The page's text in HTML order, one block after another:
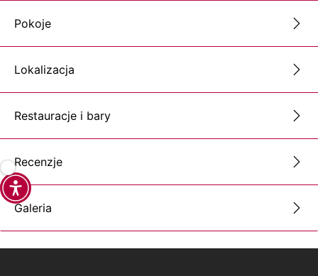
Pokoje
Lokalizacja
Restauracje i bary
Recenzje
Galeria